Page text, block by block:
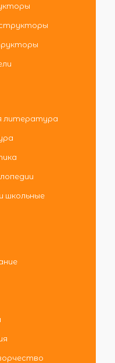
литература
школьные